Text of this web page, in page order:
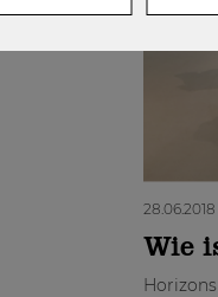
28.06.2018
Wie